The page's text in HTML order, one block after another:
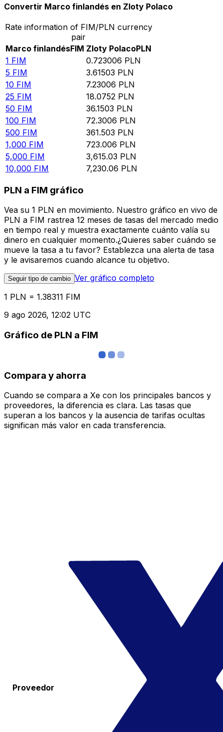
Convertir Marco finlandés en Zloty Polaco
Rate information of FIM/PLN currency
pair
Marco finlandésFIM Zloty PolacoPLN
1 FIM 0.723006 PLN
5 FIM 3.61503 PLN
10 FIM 7.23006 PLN
25 FIM 18.0752 PLN
50 FIM 36.1503 PLN
100 FIM 72.3006 PLN
500 FIM 361.503 PLN
1,000 FIM 723.006 PLN
5,000 FIM 3,615.03 PLN
10,000 FIM 7,230.06 PLN
PLN a FIM gráfico
Vea su 1 PLN en movimiento. Nuestro gráfico en vivo de
PLN a FIM rastrea 12 meses de tasas del mercado medio
en tiempo real y muestra exactamente cuánto valía su
dinero en cualquier momento.¿Quieres saber cuándo se
mueve la tasa a tu favor? Establezca una alerta de tasa
y le avisaremos cuando alcance tu objetivo.
Seguir tipo de cambio Ver gráfico completo
1 PLN = 1.38311 FIM
9 ago 2026, 12:02 UTC
Gráfico de PLN a FIM
Compara y ahorra
Cuando se compara a Xe con los principales bancos y
proveedores, la diferencia es clara. Las tasas que
superan a los bancos y la ausencia de tarifas ocultas
significan más valor en cada transferencia.
Proveedor